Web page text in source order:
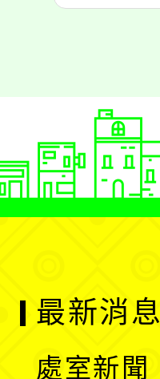
最新消息
處室新聞